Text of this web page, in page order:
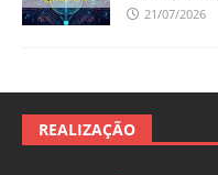
21/07/2026
REALIZAÇÃO